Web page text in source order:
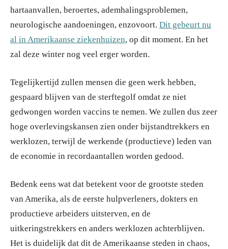
hartaanvallen, beroertes, ademhalingsproblemen,
neurologische aandoeningen, enzovoort. Dit gebeurt nu
al in Amerikaanse ziekenhuizen, op dit moment. En het
zal deze winter nog veel erger worden.
Tegelijkertijd zullen mensen die geen werk hebben,
gespaard blijven van de sterftegolf omdat ze niet
gedwongen worden vaccins te nemen. We zullen dus zeer
hoge overlevingskansen zien onder bijstandtrekkers en
werklozen, terwijl de werkende (productieve) leden van
de economie in recordaantallen worden gedood.
Bedenk eens wat dat betekent voor de grootste steden
van Amerika, als de eerste hulpverleners, dokters en
productieve arbeiders uitsterven, en de
uitkeringstrekkers en anders werklozen achterblijven.
Het is duidelijk dat dit de Amerikaanse steden in chaos,